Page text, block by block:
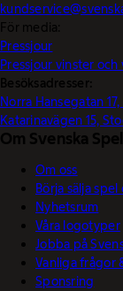
För media:
Pressjour
Pressjour vinster och
Besöksadresser:
Norra Hansegatan
Katarinavägen 15,
Om Svenska Spel
Om oss
Börja sälja
Nyhetsrum
Våra logotyper
Jobba på
Vanliga frågor
Sponsring